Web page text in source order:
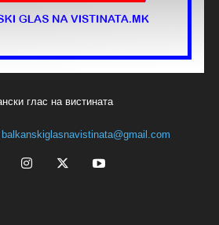
глас на вистината
balkanskiglasnavistinata@gmail.com